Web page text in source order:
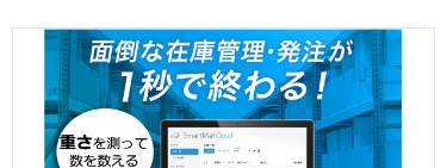
業務用タブレット
その他の製品